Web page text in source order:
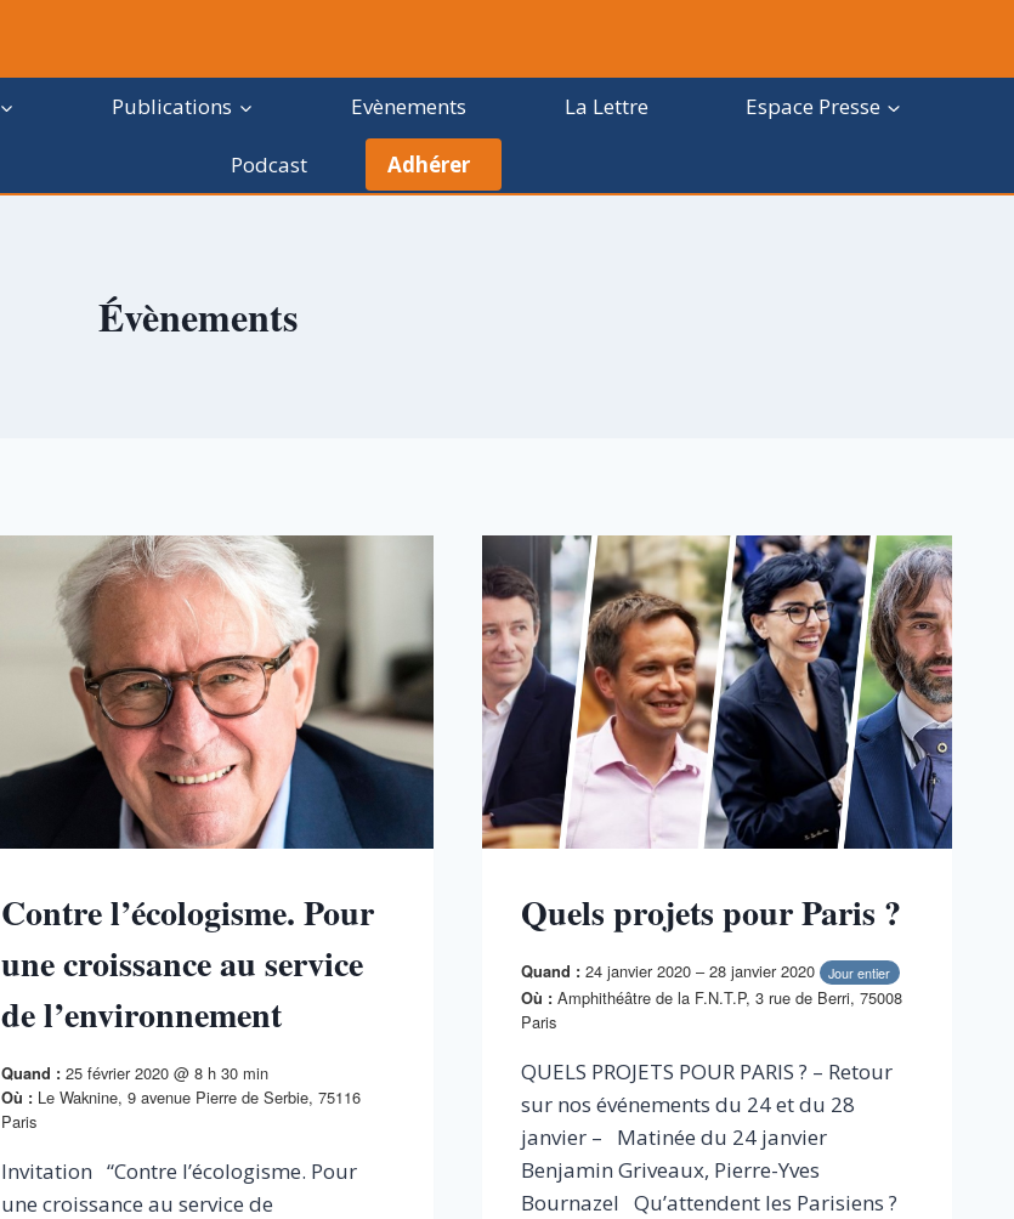
Publications Evènements La Lettre Espace Presse
Podcast Adhérer
Évènements
Contre l’écologisme. Pour
une croissance au service
de l’environnement
Quand : 25 février 2020 @ 8 h 30 min
Où : Le Waknine, 9 avenue Pierre de Serbie, 75116
Paris
Invitation “Contre l’écologisme. Pour
une croissance au service de
Quels projets pour Paris ?
Quand : 24 janvier 2020 – 28 janvier 2020 Jour entier
Où : Amphithéâtre de la F.N.T.P, 3 rue de Berri, 75008
Paris
QUELS PROJETS POUR PARIS ? – Retour
sur nos événements du 24 et du 28
janvier – Matinée du 24 janvier
Benjamin Griveaux, Pierre-Yves
Bournazel Qu’attendent les Parisiens ?